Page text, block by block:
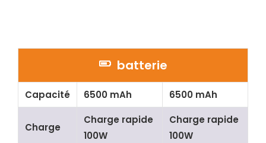
batterie
Capacité 6500 mAh 6500 mAh
Charge
Charge rapide
100W
Charge rapide
100W